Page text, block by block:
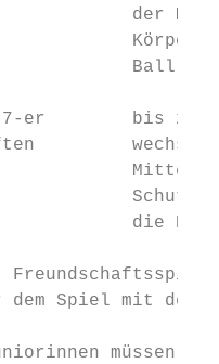
der
Ball,
er        bis zu 6
Mittellinie.
Schutz
die
dem Spiel mit
müssen